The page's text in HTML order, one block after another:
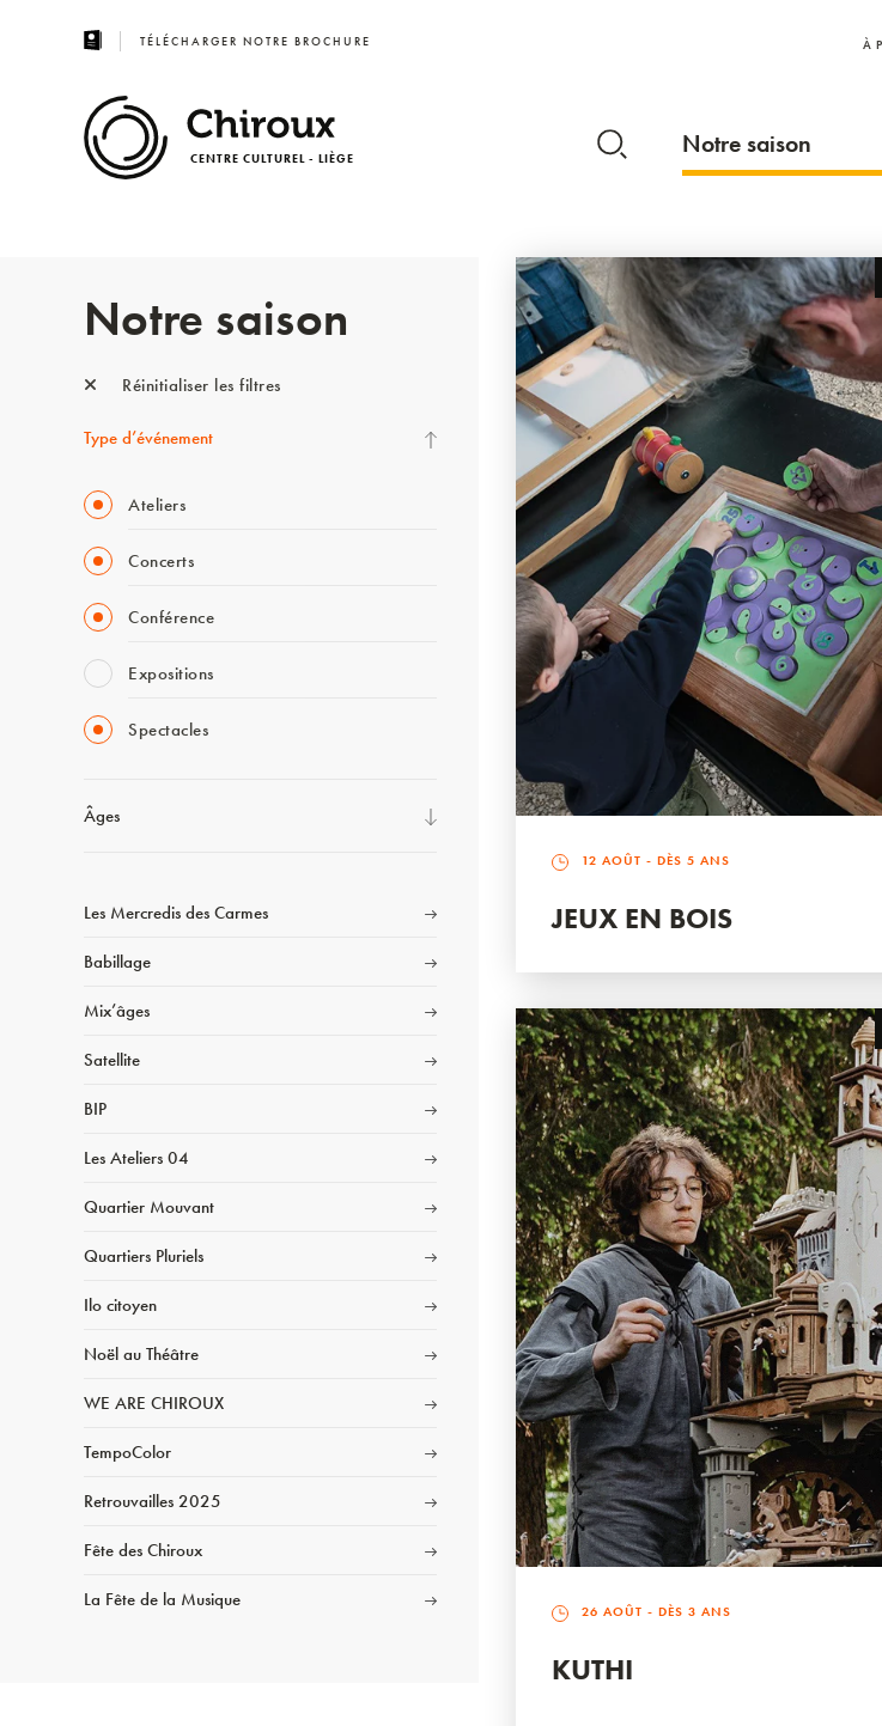
TÉLÉCHARGER NOTRE BROCHURE À
CENTRE CULTUREL - LIÈGE Notre saison
Notre saison
Réinitialiser les filtres
Type d’événement
Ateliers
Concerts
Conférence
Expositions
Spectacles
Âges
Les Mercredis des Carmes
Babillage
Mix’âges
Satellite
BIP
Les Ateliers 04
Quartier Mouvant
Quartiers Pluriels
Ilo citoyen
Noël au Théâtre
WE ARE CHIROUX
TempoColor
Retrouvailles 2025
Fête des Chiroux
La Fête de la Musique
12 AOÛT - DÈS 5 ANS
JEUX EN BOIS
26 AOÛT - DÈS 3 ANS
KUTHI